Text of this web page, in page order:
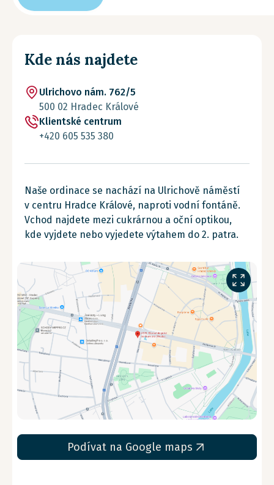
Kde nás najdete
Ulrichovo nám. 762/5
500 02 Hradec Králové
Klientské centrum
+420 605 535 380
Naše ordinace se nachází na Ulrichově náměstí
v centru Hradce Králové, naproti vodní fontáně.
Vchod najdete mezi cukrárnou a oční optikou,
kde vyjdete nebo vyjedete výtahem do 2. patra.
Podívat na Google maps